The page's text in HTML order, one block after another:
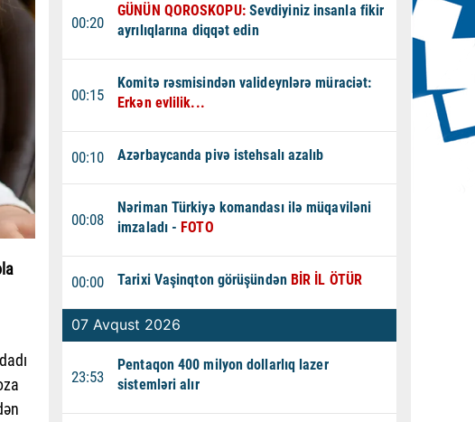
00:20
GÜNÜN QOROSKOPU: Sevdiyiniz insanla fikir
ayrılıqlarına diqqət edin
00:15
Komitə rəsmisindən valideynlərə müraciət:
Erkən evlilik...
00:10 Azərbaycanda pivə istehsalı azalıb
00:08
Nəriman Türkiyə komandası ilə müqaviləni
imzaladı - FOTO
00:00 Tarixi Vaşinqton görüşündən BİR İL ÖTÜR
07 Avqust 2026
23:53
Pentaqon 400 milyon dollarlıq lazer
sistemləri alır